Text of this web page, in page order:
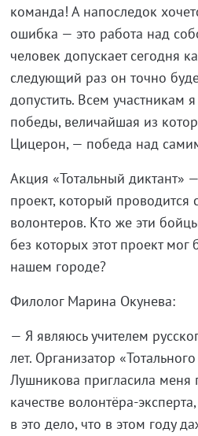
команда! А напоследок
ошибка — это работа над
человек допускает сегодня
следующий раз он точно
допустить. Всем участникам
победы, величайшая из
Цицерон, — победа над
Акция «Тотальный диктант»
проект, который проводится
волонтеров. Кто же эти
без которых этот проект мог
нашем городе?
Филолог Марина Окунева:
— Я являюсь учителем
лет. Организатор
Лушникова пригласила меня
качестве волонтёра-
в это дело, что в этом году